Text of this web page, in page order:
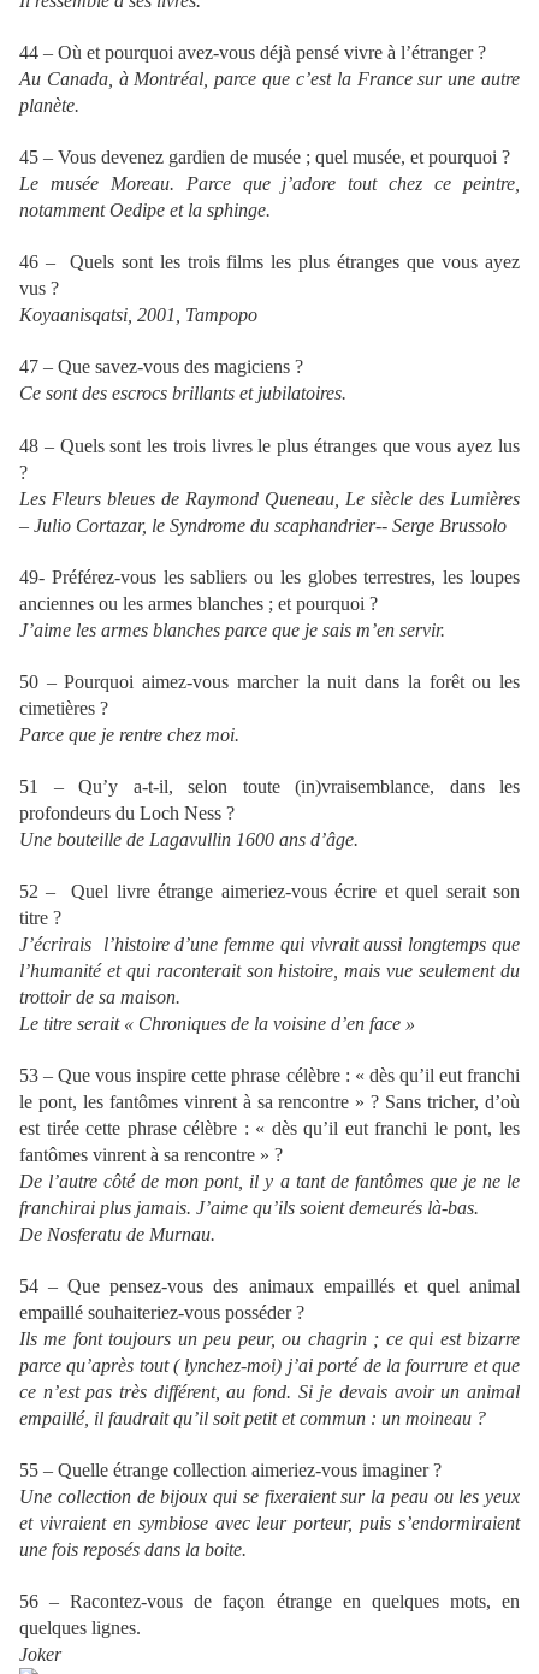
44 – Où et pourquoi avez-vous déjà pensé vivre à l’étranger ?
Au Canada, à Montréal, parce que c’est la France sur une autre
planète.
45 – Vous devenez gardien de musée ; quel musée, et pourquoi ?
Le musée Moreau. Parce que j’adore tout chez ce peintre,
notamment Oedipe et la sphinge.
46 – Quels sont les trois films les plus étranges que vous ayez
vus ?
Koyaanisqatsi, 2001, Tampopo
47 – Que savez-vous des magiciens ?
Ce sont des escrocs brillants et jubilatoires.
48 – Quels sont les trois livres le plus étranges que vous ayez lus
?
Les Fleurs bleues de Raymond Queneau, Le siècle des Lumières
– Julio Cortazar, le Syndrome du scaphandrier-- Serge Brussolo
49- Préférez-vous les sabliers ou les globes terrestres, les loupes
anciennes ou les armes blanches ; et pourquoi ?
J’aime les armes blanches parce que je sais m’en servir.
50 – Pourquoi aimez-vous marcher la nuit dans la forêt ou les
cimetières ?
Parce que je rentre chez moi.
51 – Qu’y a-t-il, selon toute (in)vraisemblance, dans les
profondeurs du Loch Ness ?
Une bouteille de Lagavullin 1600 ans d’âge.
52 – Quel livre étrange aimeriez-vous écrire et quel serait son
titre ?
J’écrirais l’histoire d’une femme qui vivrait aussi longtemps que
l’humanité et qui raconterait son histoire, mais vue seulement du
trottoir de sa maison.
Le titre serait « Chroniques de la voisine d’en face »
53 – Que vous inspire cette phrase célèbre : « dès qu’il eut franchi
le pont, les fantômes vinrent à sa rencontre » ? Sans tricher, d’où
est tirée cette phrase célèbre : « dès qu’il eut franchi le pont, les
fantômes vinrent à sa rencontre » ?
De l’autre côté de mon pont, il y a tant de fantômes que je ne le
franchirai plus jamais. J’aime qu’ils soient demeurés là-bas.
De Nosferatu de Murnau.
54 – Que pensez-vous des animaux empaillés et quel animal
empaillé souhaiteriez-vous posséder ?
Ils me font toujours un peu peur, ou chagrin ; ce qui est bizarre
parce qu’après tout ( lynchez-moi) j’ai porté de la fourrure et que
ce n’est pas très différent, au fond. Si je devais avoir un animal
empaillé, il faudrait qu’il soit petit et commun : un moineau ?
55 – Quelle étrange collection aimeriez-vous imaginer ?
Une collection de bijoux qui se fixeraient sur la peau ou les yeux
et vivraient en symbiose avec leur porteur, puis s’endormiraient
une fois reposés dans la boite.
56 – Racontez-vous de façon étrange en quelques mots, en
quelques lignes.
Joker